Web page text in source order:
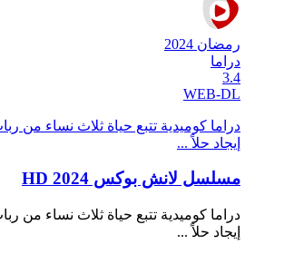
رمضان 2024
دراما
3.4
WEB-DL
دراما كوميدية تتبع حياة ثلاث نساء من
إيجاد حلاً ...
مسلسل لانش بوكس 2024 HD
دراما كوميدية تتبع حياة ثلاث نساء من
إيجاد حلاً ...